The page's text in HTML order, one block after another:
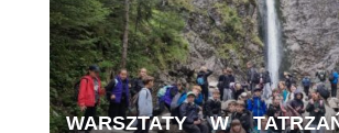
WARSZTATY W